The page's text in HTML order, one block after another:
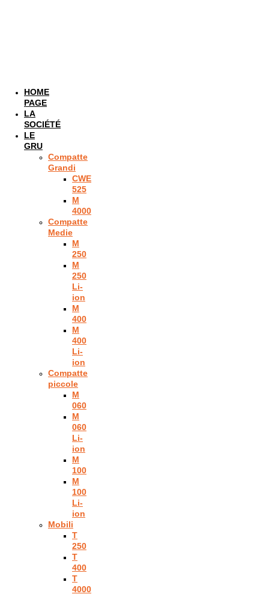
HOME
PAGE
LA
SOCIÉTÉ
LE
GRU
Compatte
Grandi
CWE
525
M
4000
Compatte
Medie
M
250
M
250
Li-
ion
M
400
M
400
Li-
ion
Compatte
piccole
M
060
M
060
Li-
ion
M
100
M
100
Li-
ion
Mobili
T
250
T
400
T
4000